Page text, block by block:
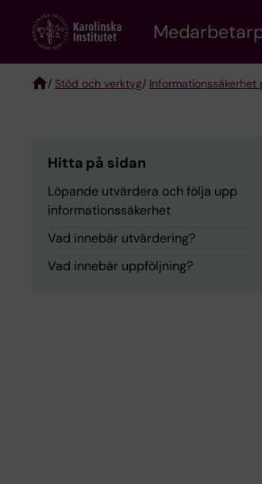
content
/ Stöd och verktyg/ Informationssäkerhet
Hitta på sidan
Löpande utvärdera och följa upp
informationssäkerhet
Vad innebär utvärdering?
Vad innebär uppföljning?